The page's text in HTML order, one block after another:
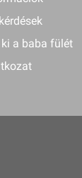
a baba fülét